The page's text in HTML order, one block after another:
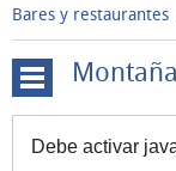
Bares y restaurantes
Restaurantes
Galardonados
Debe activar